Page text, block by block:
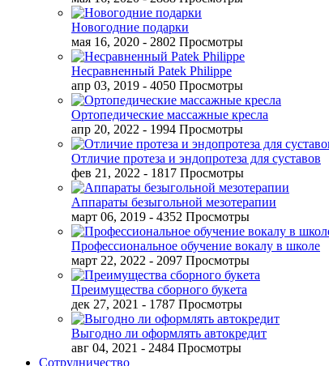
Новогодние подарки
мая 16, 2020 - 2802 Просмотры
Несравненный Patek Philippe
апр 03, 2019 - 4050 Просмотры
Ортопедические массажные кресла
апр 20, 2022 - 1994 Просмотры
Отличие протеза и эндопротеза для суставов
фев 21, 2022 - 1817 Просмотры
Аппараты безыгольной мезотерапии
март 06, 2019 - 4352 Просмотры
Профессиональное обучение вокалу в школе
март 22, 2022 - 2097 Просмотры
Преимущества сборного букета
дек 27, 2021 - 1787 Просмотры
Выгодно ли оформлять автокредит
авг 04, 2021 - 2484 Просмотры
Сотрудничество